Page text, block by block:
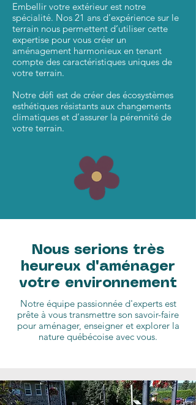
Embellir votre extérieur est notre
spécialité. Nos 21 ans d’expérience sur le
terrain nous permettent d’utiliser cette
expertise pour vous créer un
aménagement harmonieux en tenant
compte des caractéristiques uniques de
votre terrain.
Notre défi est de créer des écosystèmes
esthétiques résistants aux changements
climatiques et d’assurer la pérennité de
votre terrain.
Nous serions très
heureux d'aménager
votre environnement
Notre équipe passionnée d'experts est
prête à vous transmettre son savoir-faire
pour aménager, enseigner et explorer la
nature québécoise avec vous.